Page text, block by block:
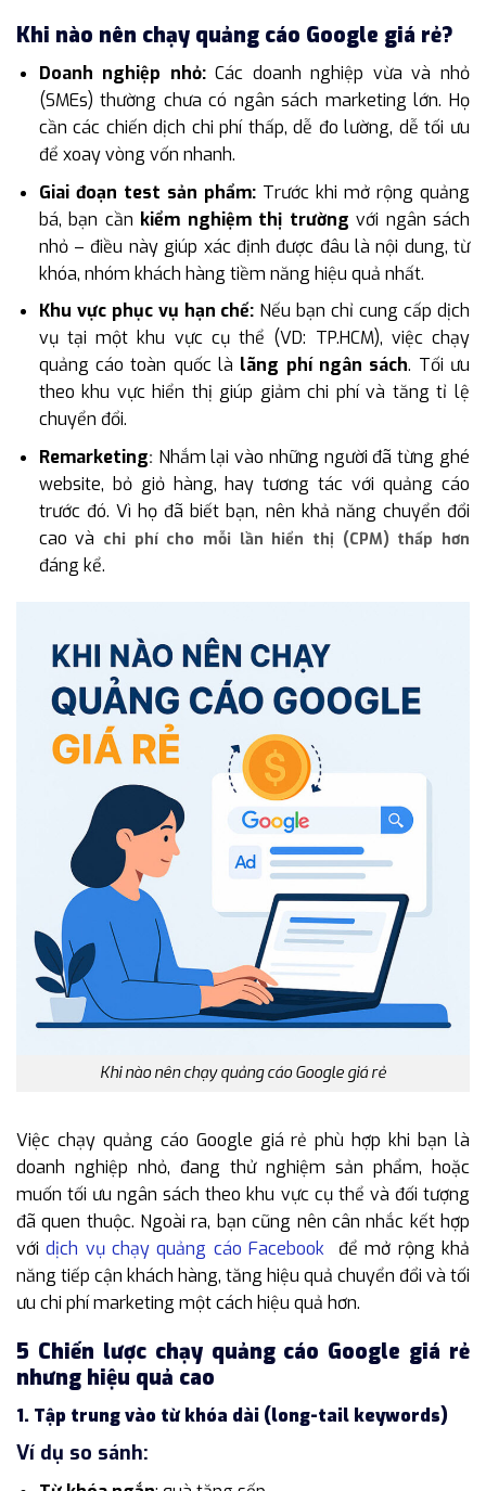
Khi nào nên chạy quảng cáo Google giá rẻ?
Doanh nghiệp nhỏ:Các doanh nghiệp vừa và nhỏ
(SMEs) thường chưa có ngân sách marketing lớn. Họ
cần các chiến dịch chi phí thấp, dễ đo lường, dễ tối ưu
để xoay vòng vốn nhanh.
Giai đoạn test sản phẩm: Trước khi mở rộng quảng
bá, bạn cần kiểm nghiệm thị trường với ngân sách
nhỏ – điều này giúp xác định được đâu là nội dung, từ
khóa, nhóm khách hàng tiềm năng hiệu quả nhất.
Khu vực phục vụ hạn chế: Nếu bạn chỉ cung cấp dịch
vụ tại một khu vực cụ thể (VD: TP.HCM), việc chạy
quảng cáo toàn quốc là lãng phí ngân sách. Tối ưu
theo khu vực hiển thị giúp giảm chi phí và tăng tỉ lệ
chuyển đổi.
Remarketing: Nhắm lại vào những người đã từng ghé
website, bỏ giỏ hàng, hay tương tác với quảng cáo
trước đó. Vì họ đã biết bạn, nên khả năng chuyển đổi
cao và chi phí cho mỗi lần hiển thị (CPM) thấp hơn
đáng kể.
Khi nào nên chạy quảng cáo Google giá rẻ
Việc chạy quảng cáo Google giá rẻ phù hợp khi bạn là
doanh nghiệp nhỏ, đang thử nghiệm sản phẩm, hoặc
muốn tối ưu ngân sách theo khu vực cụ thể và đối tượng
đã quen thuộc. Ngoài ra, bạn cũng nên cân nhắc kết hợp
vớidịch vụ chạy quảng cáo Facebook để mở rộng khả
năng tiếp cận khách hàng, tăng hiệu quả chuyển đổi và tối
ưu chi phí marketing một cách hiệu quả hơn.
5 Chiến lược chạy quảng cáo Google giá rẻ
nhưng hiệu quả cao
1. Tập trung vào từ khóa dài (long-tail keywords)
Ví dụ so sánh: